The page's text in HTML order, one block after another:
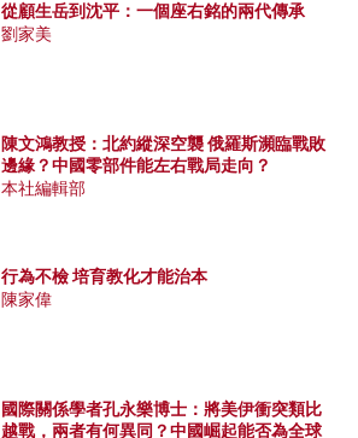
從顧生岳到沈平：一個座右銘的兩代傳承
劉家美
陳文鴻教授：北約縱深空襲 俄羅斯瀕臨戰敗
邊緣？中國零部件能左右戰局走向？
本社編輯部
行為不檢 培育教化才能治本
陳家偉
國際關係學者孔永樂博士：將美伊衝突類比
越戰，兩者有何異同？中國崛起能否為全球